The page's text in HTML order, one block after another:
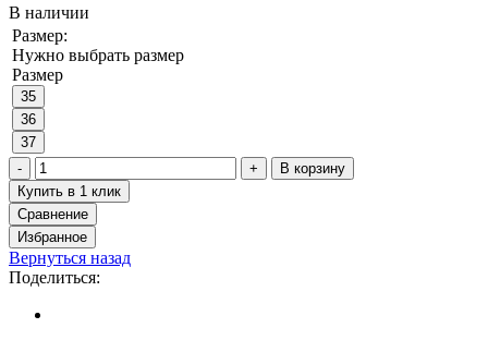
В наличии
Размер:
Нужно выбрать размер
Размер
35
36
37
В корзину
Купить в 1 клик
Сравнение
Избранное
Вернуться назад
Поделиться: